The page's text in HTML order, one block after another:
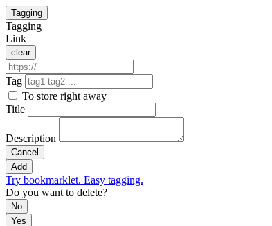
Tagging
Tagging
Link
clear
Tag
To store right away
Title
Description
Cancel
Add
Try bookmarklet. Easy tagging.
Do you want to delete?
No
Yes